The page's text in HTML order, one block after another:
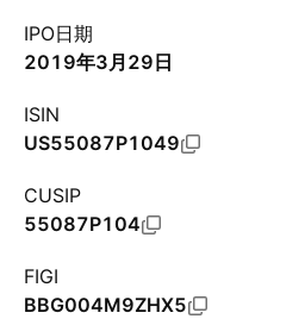
IPO日期
2019年3月29日
ISIN
US55087P1049
CUSIP
55087P104
FIGI
BBG004M9ZHX5